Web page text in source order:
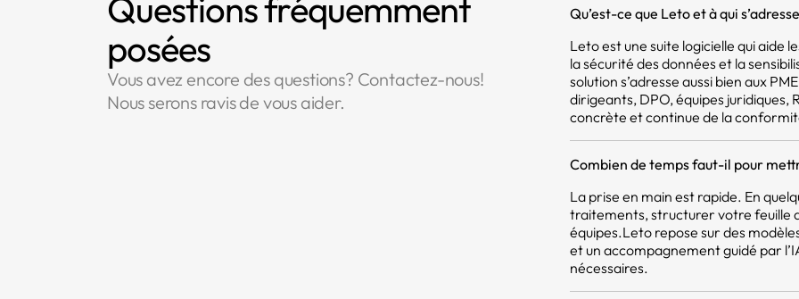
Questions fréquemment
posées
Vous avez encore des questions? Contactez-nous!
Nous serons ravis de vous aider.
Qu’est-ce que Leto et à qui
Leto est une suite logicielle qui aide
la sécurité des données et la
solution s’adresse aussi bien aux
dirigeants, DPO, équipes juridiques,
concrète et continue de la
Combien de temps faut-il pour
La prise en main est rapide. En
traitements, structurer votre feuille
équipes.Leto repose sur des
et un accompagnement guidé par
nécessaires.